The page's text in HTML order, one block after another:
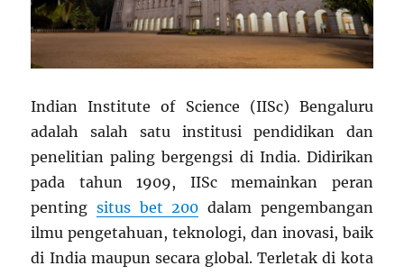
Indian Institute of Science (IISc) Bengaluru
adalah salah satu institusi pendidikan dan
penelitian paling bergengsi di India. Didirikan
pada tahun 1909, IISc memainkan peran
pentingsitus bet 200 dalam pengembangan
ilmu pengetahuan, teknologi, dan inovasi, baik
di India maupun secara global. Terletak di kota